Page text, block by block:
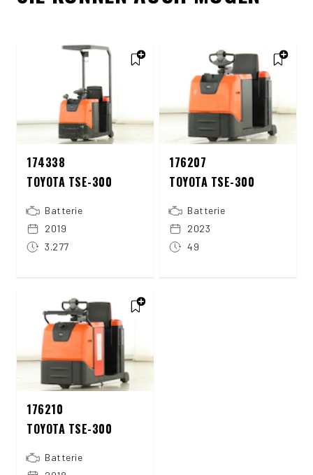
174338
TOYOTA TSE-300
Batterie
2019
3.277
176207
TOYOTA TSE-300
Batterie
2023
49
176210
TOYOTA TSE-300
Batterie